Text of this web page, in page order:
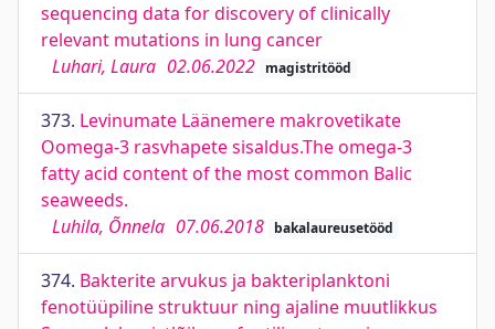
sequencing data for discovery of clinically
relevant mutations in lung cancer
Luhari, Laura 02.06.2022 magistritööd
373. Levinumate Läänemere makrovetikate
Oomega-3 rasvhapete sisaldus.The omega-3
fatty acid content of the most common Balic
seaweeds.
Luhila, Õnnela 07.06.2018 bakalaureusetööd
374. Bakterite arvukus ja bakteriplanktoni
fenotüüpiline struktuur ning ajaline muutlikkus